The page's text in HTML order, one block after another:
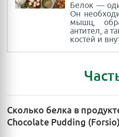
Белок —
Он
мышц,
антител, а
костей и
Сколько белка в
Chocolate Pudding